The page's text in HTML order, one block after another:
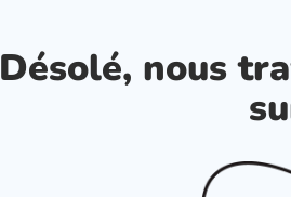
Désolé, nous